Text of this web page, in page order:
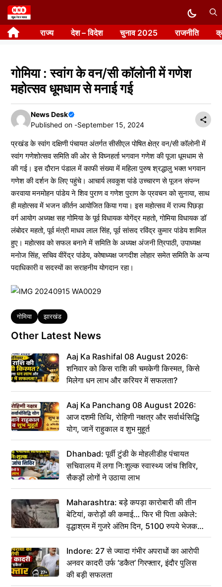
Skip
to
content राज्य देश – विदेश चुनाव 2025 राजनीति
गोमिया : स्वांग के वन/सी कॉलोनी में गणेश
महोत्सव धूमधाम से मनाई गई
News Desk
Published on -September 15, 2024
प्रखंड के स्वांग दक्षिणी पंचायत अंतर्गत सीसीएल पोषित क्षेत्र वन/सी कॉलोनी में
स्वांग गणेशोत्सव समिति की ओर से विघ्नहर्ता भगवान गणेश की पूजा धूमधाम से
की गई। इस दौरान पंडाल में काफी संख्या में महिला पुरुष श्रद्धालु भक्त भगवान
गणेश की दर्शन के लिए पहुंचे। आचार्य लवकुश पांडे उच्चारण से पूजन संपन्न
करवाया मनमोहन पांडेय ने शिव पुराण व गणेश पुराण के प्रवचन को सुनाया, साथ
ही महोत्सव में भजन कीर्तन आयोजित किया गया। इस महोत्सव में राज्य पिछड़ा
वर्ग आयोग अध्यक्ष सह गोमिया के पूर्व विधायक योगेंद्र महतो, गोमिया विधायक डॉ
लंबोदर महतो, पूर्व मंत्री माधव लाल सिंह, पूर्व सांसद रविंद्र कुमार पांडेय शामिल
हुए। महोत्सव को सफल बनाने में समिति के अध्यक्ष अंजनी त्रिपाठी, उपाध्यक्ष
मनोज सिंह, सचिव वीरेंद्र पांडेय, कोषाध्यक्ष जगदीश लोहार समेत समिति के अन्य
पदाधिकारी व सदस्यों का सराहनीय योगदान रहा।
Tags
गोमिया झारखंड
Other Latest News
Aaj Ka Rashifal 08 August 2026:
शनिवार को किस राशि की चमकेगी किस्मत, किसे
मिलेगा धन लाभ और करियर में सफलता?
Aaj Ka Panchang 08 August 2026:
आज दशमी तिथि, रोहिणी नक्षत्र और सर्वार्थसिद्धि
योग, जानें राहुकाल व शुभ मुहूर्त
Dhanbad: पूर्वी टुंडी के मोहलीडीह पंचायत
सचिवालय में लगा निःशुल्क स्वास्थ्य जांच शिविर,
सैकड़ों लोगों ने उठाया लाभ
Maharashtra: बड़े कपड़ा कारोबारी की तीन
बेटियां, करोड़ों की कमाई… फिर भी पिता अकेले:
वृद्धाश्रम में गुजरे अंतिम दिन, 5100 रुपये भेजकर
कहा– अंतिम संस्कार कर दीजिए हम नहीं आ पाएंगे
Indore: 27 से ज्यादा गंभीर अपराधों का आरोपी
अनवर कादरी उर्फ ‘डकैत’ गिरफ्तार, इंदौर पुलिस
की बड़ी सफलता